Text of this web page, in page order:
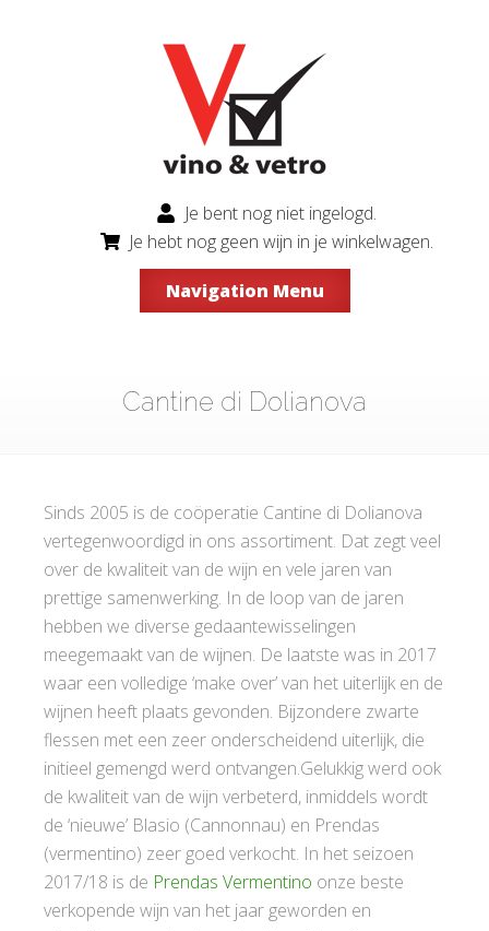
Je bent nog niet ingelogd.
Je hebt nog geen wijn in je winkelwagen.
Navigation Menu
Cantine di Dolianova
Sinds 2005 is de coöperatie Cantine di Dolianova
vertegenwoordigd in ons assortiment. Dat zegt veel
over de kwaliteit van de wijn en vele jaren van
prettige samenwerking. In de loop van de jaren
hebben we diverse gedaantewisselingen
meegemaakt van de wijnen. De laatste was in 2017
waar een volledige ‘make over’ van het uiterlijk en de
wijnen heeft plaats gevonden. Bijzondere zwarte
flessen met een zeer onderscheidend uiterlijk, die
initieel gemengd werd ontvangen.Gelukkig werd ook
de kwaliteit van de wijn verbeterd, inmiddels wordt
de ‘nieuwe’ Blasio (Cannonnau) en Prendas
(vermentino) zeer goed verkocht. In het seizoen
2017/18 is de Prendas Vermentino onze beste
verkopende wijn van het jaar geworden en